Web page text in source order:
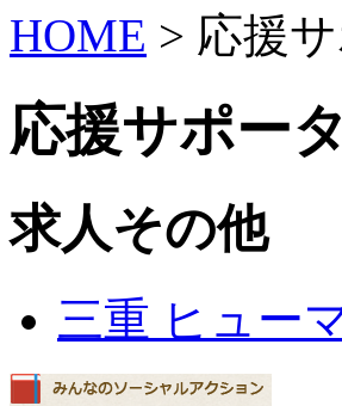
HOME > 応援
応援サポー
求人その他
三重 ヒュー